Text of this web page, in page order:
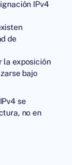
IPv4
de
la exposición
bajo
se
no en